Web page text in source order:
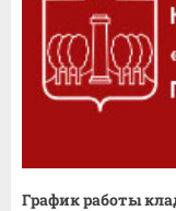
График работы